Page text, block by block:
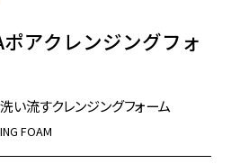
アクレンジングフォ
い流すクレンジングフォーム
FOAM